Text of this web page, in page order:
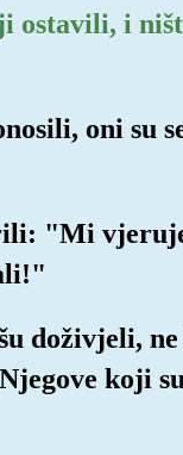
ostavili, i
oni su
"Mi
doživjeli,
koji